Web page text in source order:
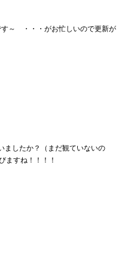
す～ ・・・がお忙しいので更新が
ましたか？（まだ観ていないの
ますね！！！！